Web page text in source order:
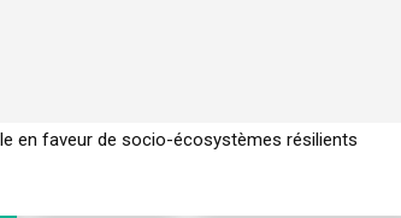
économique régénératif du vivant …